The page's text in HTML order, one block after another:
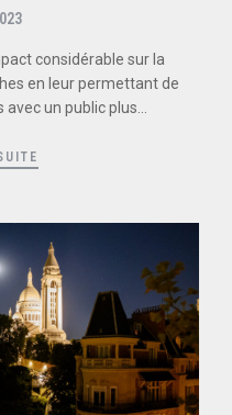
considérable sur la
en leur permettant de
un public plus...